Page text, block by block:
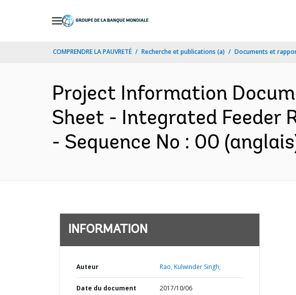
COMPRENDRE LA PAUVRETÉ Recherche et publications (a) Documents et
Project Information
Sheet - Integrated Feeder
- Sequence No : 00
INFORMATION
Auteur Rao, Kulwinder Singh;
Date du document 2017/10/06